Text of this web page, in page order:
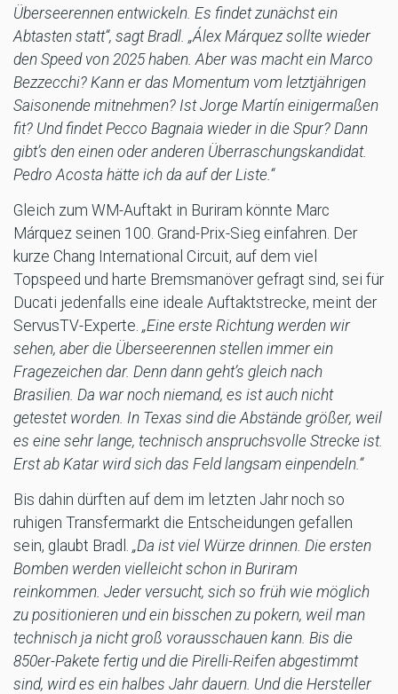
Überseerennen entwickeln. Es findet zunächst ein
Abtasten statt“, sagt Bradl. „Álex Márquez sollte wieder
den Speed von 2025 haben. Aber was macht ein Marco
Bezzecchi? Kann er das Momentum vom letztjährigen
Saisonende mitnehmen? Ist Jorge Martín einigermaßen
fit? Und findet Pecco Bagnaia wieder in die Spur? Dann
gibt’s den einen oder anderen Überraschungskandidat.
Pedro Acosta hätte ich da auf der Liste.“
Gleich zum WM-Auftakt in Buriram könnte Marc
Márquez seinen 100. Grand-Prix-Sieg einfahren. Der
kurze Chang International Circuit, auf dem viel
Topspeed und harte Bremsmanöver gefragt sind, sei für
Ducati jedenfalls eine ideale Auftaktstrecke, meint der
ServusTV-Experte. „Eine erste Richtung werden wir
sehen, aber die Überseerennen stellen immer ein
Fragezeichen dar. Denn dann geht’s gleich nach
Brasilien. Da war noch niemand, es ist auch nicht
getestet worden. In Texas sind die Abstände größer, weil
es eine sehr lange, technisch anspruchsvolle Strecke ist.
Erst ab Katar wird sich das Feld langsam einpendeln.“
Bis dahin dürften auf dem im letzten Jahr noch so
ruhigen Transfermarkt die Entscheidungen gefallen
sein, glaubt Bradl. „Da ist viel Würze drinnen. Die ersten
Bomben werden vielleicht schon in Buriram
reinkommen. Jeder versucht, sich so früh wie möglich
zu positionieren und ein bisschen zu pokern, weil man
technisch ja nicht groß vorausschauen kann. Bis die
850er-Pakete fertig und die Pirelli-Reifen abgestimmt
sind, wird es ein halbes Jahr dauern. Und die Hersteller